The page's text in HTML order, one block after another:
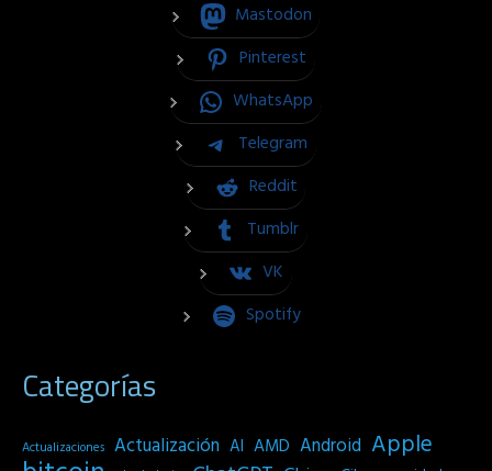
Mastodon
Pinterest
WhatsApp
Telegram
Reddit
Tumblr
VK
Spotify
Categorías
Actualizaciones Actualización AI AMD Android Apple